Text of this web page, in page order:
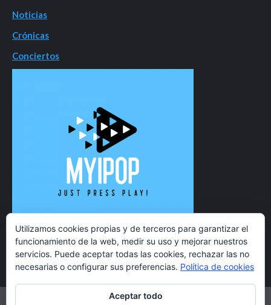
Noticias
Crónicas
Conciertos
Utilizamos cookies propias y de terceros para garantizar el
funcionamiento de la web, medir su uso y mejorar nuestros
servicios. Puede aceptar todas las cookies, rechazar las no
necesarias o configurar sus preferencias. Política de cookies
Aceptar todo